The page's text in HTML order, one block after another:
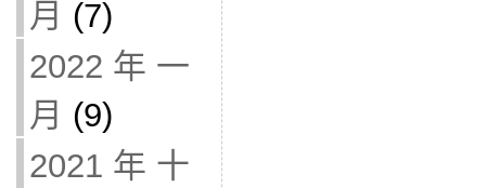
月 (7)
2022 年 一
月 (9)
2021 年 十